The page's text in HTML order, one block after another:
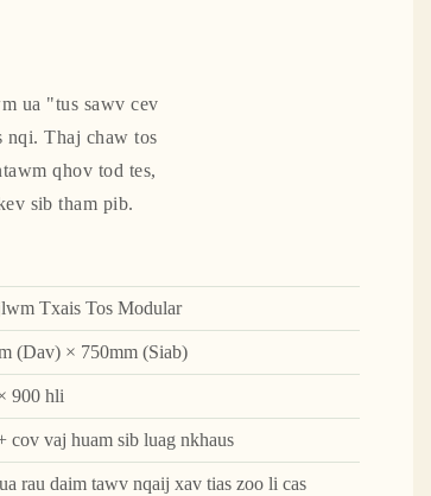
ua "tus sawv cev
nqi. Thaj chaw tos
qhov tod tes,
sib tham pib.
Txais Tos Modular
(Dav) × 750mm (Siab)
900 hli
cov vaj huam sib luag nkhaus
rau daim tawv nqaij xav tias zoo li cas